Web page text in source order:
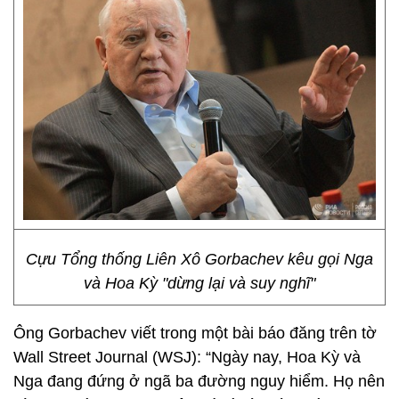
Cựu Tổng thống Liên Xô Gorbachev kêu gọi Nga
và Hoa Kỳ "dừng lại và suy nghĩ"
Ông Gorbachev viết trong một bài báo đăng trên tờ
Wall Street Journal (WSJ): “Ngày nay, Hoa Kỳ và
Nga đang đứng ở ngã ba đường nguy hiểm. Họ nên